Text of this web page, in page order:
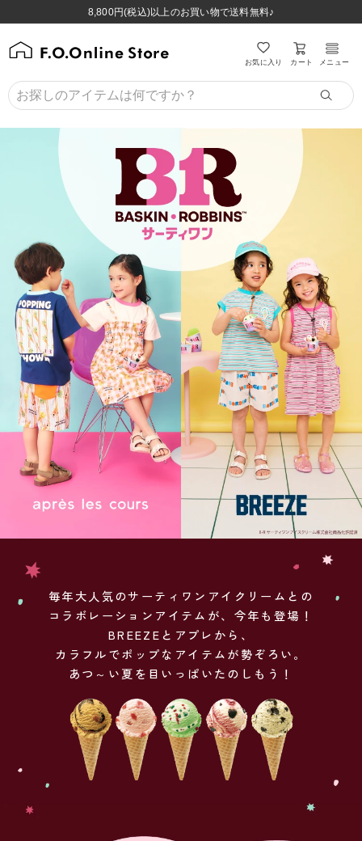
8,800円(税込)以上のお買い物で送料無料♪
ほぼ全品半額！！8/12(水)お昼12:59まで！！
8,800円(税込)以上のお買い物で送料無料♪
ほぼ全品半額！！8/12(水)お昼12:59まで！！
お気に入り カート メニュー
毎年大人気のサーティワンアイクリームとの
コラボレーションアイテムが、今年も登場！
BREEZEとアプレから、
カラフルでポップなアイテムが勢ぞろい。
あつ～い夏を目いっぱいたのしもう！